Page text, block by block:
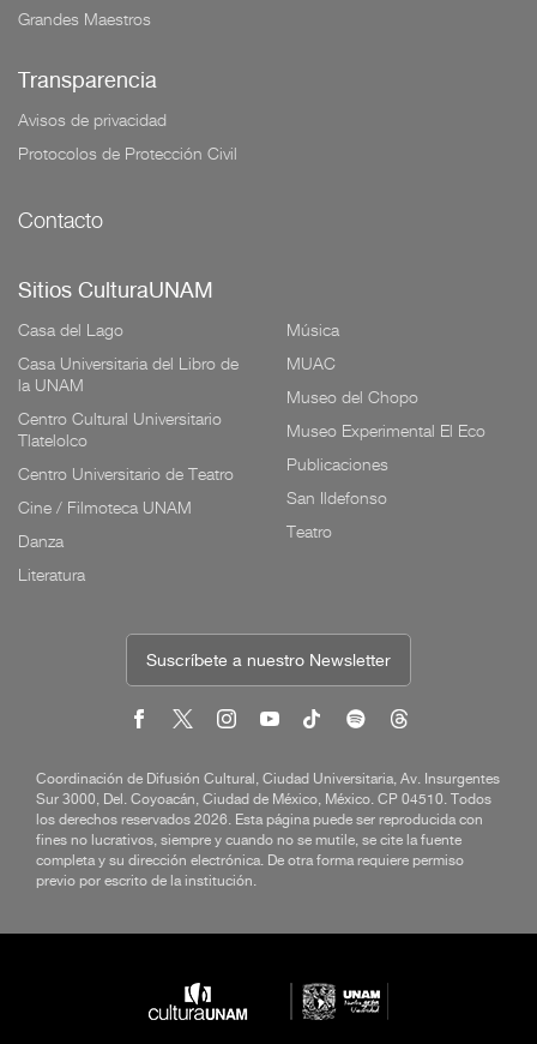
Grandes Maestros
Transparencia
Avisos de privacidad
Protocolos de Protección Civil
Contacto
Sitios CulturaUNAM
Casa del Lago
Casa Universitaria del Libro de
la UNAM
Centro Cultural Universitario
Tlatelolco
Centro Universitario de Teatro
Cine / Filmoteca UNAM
Danza
Literatura
Música
MUAC
Museo del Chopo
Museo Experimental El Eco
Publicaciones
San Ildefonso
Teatro
Suscríbete a nuestro Newsletter
Coordinación de Difusión Cultural, Ciudad Universitaria, Av. Insurgentes
Sur 3000, Del. Coyoacán, Ciudad de México, México. CP 04510. Todos
los derechos reservados 2026. Esta página puede ser reproducida con
fines no lucrativos, siempre y cuando no se mutile, se cite la fuente
completa y su dirección electrónica. De otra forma requiere permiso
previo por escrito de la institución.